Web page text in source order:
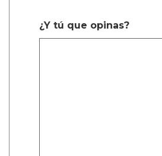
¿Y tú que opinas?